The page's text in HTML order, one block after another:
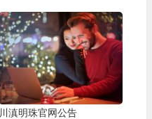
川滇明珠官网公告